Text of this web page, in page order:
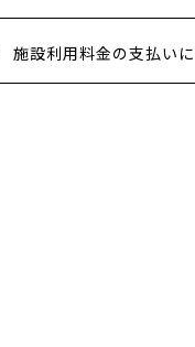
施設利用料金の支払い